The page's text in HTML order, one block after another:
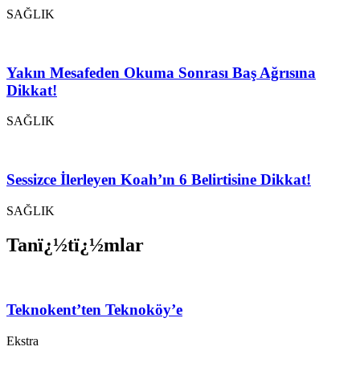
SAĞLIK
Yakın Mesafeden Okuma Sonrası Baş Ağrısına
Dikkat!
SAĞLIK
Sessizce İlerleyen Koah’ın 6 Belirtisine Dikkat!
SAĞLIK
Tanï¿½tï¿½mlar
Teknokent’ten Teknoköy’e
Ekstra